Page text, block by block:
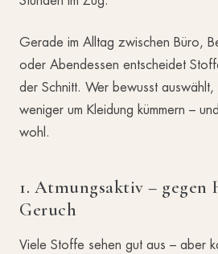
Gerade im Alltag zwischen Büro,
oder Abendessen entscheidet
der Schnitt. Wer bewusst auswählt,
weniger um Kleidung kümmern –
wohl.
1. Atmungsaktiv – gegen
Geruch
Viele Stoffe sehen gut aus – aber